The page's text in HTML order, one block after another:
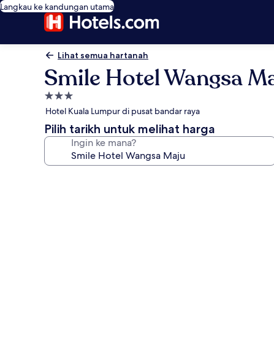
Langkau ke kandungan utama
Lihat semua hartanah
Smile Hotel Wangsa
Hartanah
3.0
bintang
Hotel Kuala Lumpur di pusat bandar raya
Pilih tarikh untuk melihat harga
Ingin ke mana?